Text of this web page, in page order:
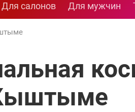
Для салонов Для мужчин